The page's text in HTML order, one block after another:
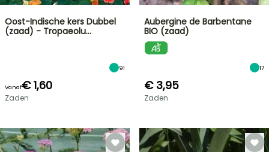
Oost-Indische kers Dubbel
(zaad) - Tropaeolu…
91
Vanaf€ 1,60
Zaden
Aubergine de Barbentane
BIO (zaad)
17
€ 3,95
Zaden